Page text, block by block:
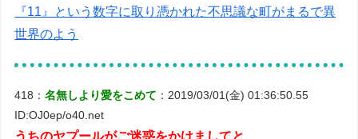
『11』という数字に取り憑かれた不思議な町がまるで異
世界のよう
418：名無しより愛をこめて ：2019/03/01(金) 01:36:50.55
ID:OJ0ep/o40.net